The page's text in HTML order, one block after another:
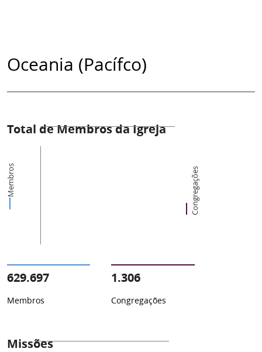
Oceania (Pacífco)
Total de Membros da Igreja
Membros Congregações
629.697
Membros
1.306
Congregações
Missões